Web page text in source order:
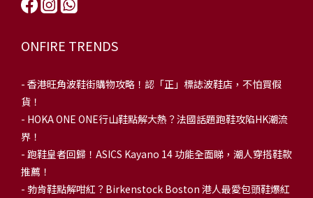
ONFIRE TRENDS
- 香港旺角波鞋街購物攻略！認「正」標誌波鞋店，不怕買假
貨！
- HOKA ONE ONE行山鞋點解大熱？法國話題跑鞋攻陷HK潮流
界！
- 跑鞋皇者回歸！ASICS Kayano 14 功能全面睇，潮人穿搭鞋款
推薦！
- 勃肯鞋點解咁紅？Birkenstock Boston 港人最愛包頭鞋爆紅